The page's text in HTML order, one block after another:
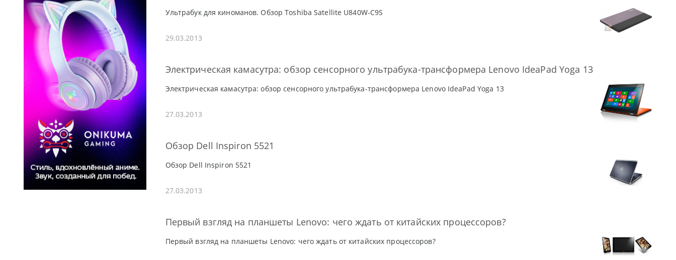
Ультрабук для киноманов. Обзор Toshiba Satellite U840W-C9S
29.03.2013
Электрическая камасутра: обзор сенсорного ультрабука-трансформера Lenovo IdeaPad Yoga 13
Электрическая камасутра: обзор сенсорного ультрабука-трансформера Lenovo IdeaPad Yoga 13
27.03.2013
Обзор Dell Inspiron 5521
Обзор Dell Inspiron 5521
27.03.2013
Первый взгляд на планшеты Lenovo: чего ждать от китайских процессоров?
Первый взгляд на планшеты Lenovo: чего ждать от китайских процессоров?